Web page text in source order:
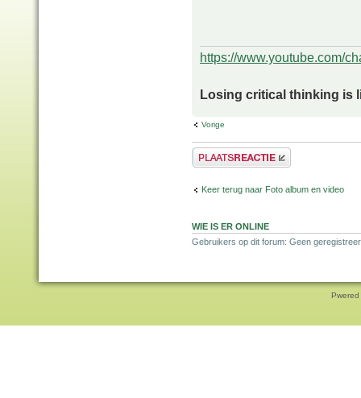
https://www.youtube.com/
Losing critical thinking is
Vorige
Plaats een reactie
Keer terug naar Foto album en video
WIE IS ER ONLINE
Gebruikers op dit forum: Geen